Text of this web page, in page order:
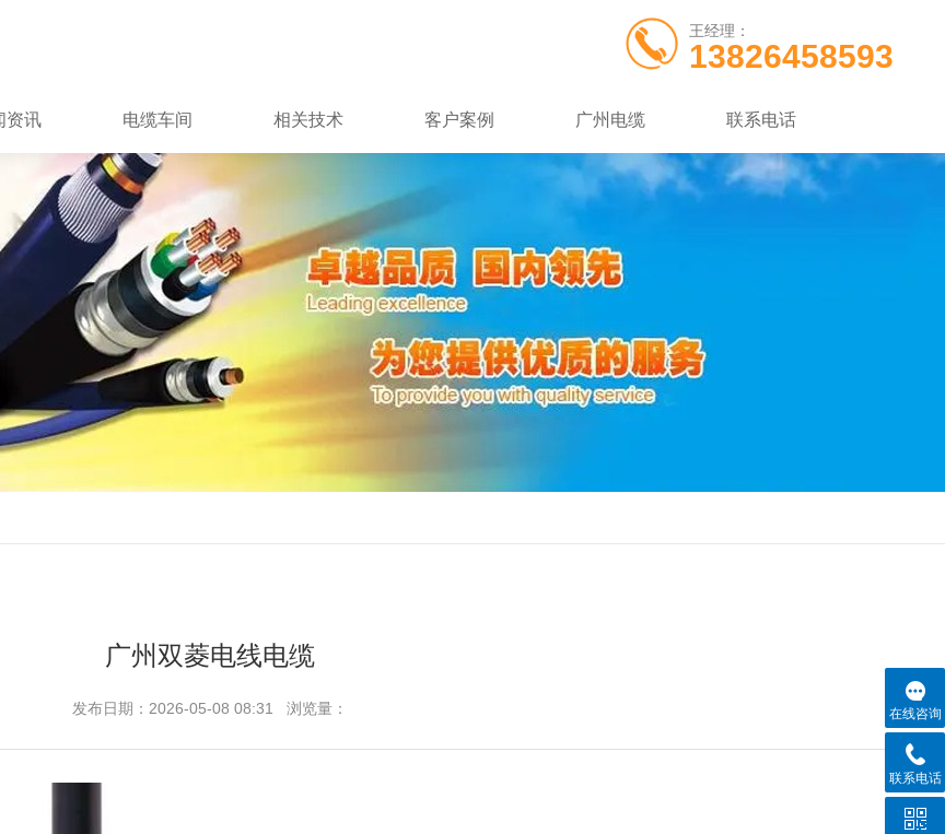
王经理：
13826458593
资讯 电缆车间 相关技术 客户案例 广州电缆 联系电话
广州双菱电线电缆
发布日期：2026-05-08 08:31 浏览量： 在线咨询
联系电话